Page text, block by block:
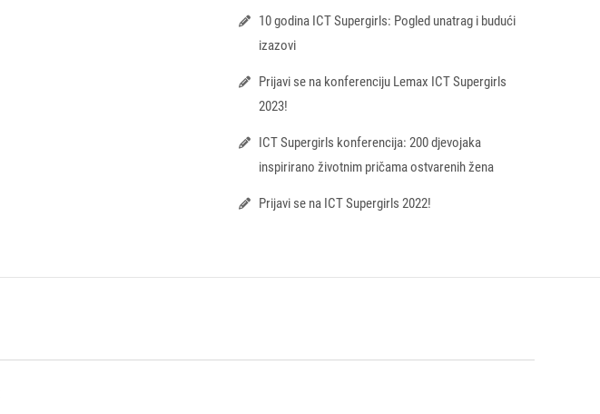
10 godina ICT Supergirls: Pogled unatrag i budući
izazovi
Prijavi se na konferenciju Lemax ICT Supergirls
2023!
ICT Supergirls konferencija: 200 djevojaka
inspirirano životnim pričama ostvarenih žena
Prijavi se na ICT Supergirls 2022!